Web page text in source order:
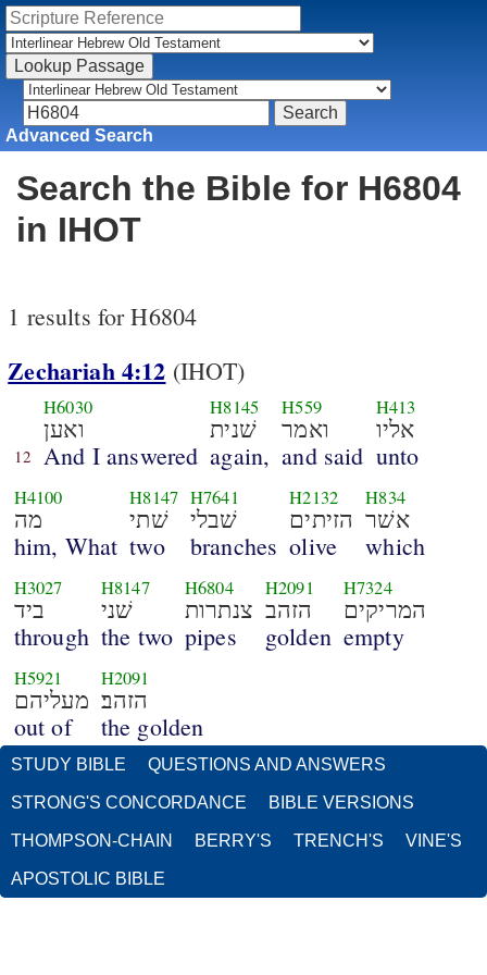
Advanced Search
Search the Bible for H6804
in IHOT
1 results for H6804
Zechariah 4:12 (IHOT)
12
H6030
ואען
And I answered
H8145
שׁנית
again,
H559
ואמר
and said
H413
אליו
unto
H4100
מה
him, What
H8147
שׁתי
two
H7641
שׁבלי
branches
H2132
הזיתים
olive
H834
אשׁר
which
H3027
ביד
through
H8147
שׁני
the two
H6804
צנתרות
pipes
H2091
הזהב
golden
H7324
המריקים
empty
H5921
מעליהם
out of
H2091
הזהב׃
the golden
STUDY BIBLE QUESTIONS AND ANSWERS
STRONG'S CONCORDANCE BIBLE VERSIONS
THOMPSON-CHAIN BERRY'S TRENCH'S VINE'S
APOSTOLIC BIBLE